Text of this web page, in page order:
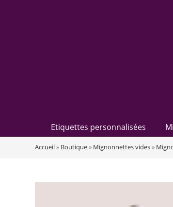
Etiquettes personnalisées
Accueil» Boutique» Mignonnettes vides»